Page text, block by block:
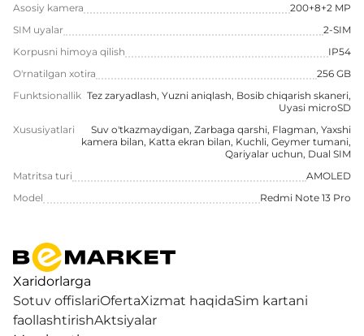
Asosiy kamera
200+8+2 MP
SIM uyalar
2-SIM
Korpusni himoya qilish
IP54
O'rnatilgan xotira
256 GB
Funktsionallik Tez zaryadlash, Yuzni aniqlash, Bosib chiqarish skaneri,
Uyasi microSD
Xususiyatlari
Suv o'tkazmaydigan, Zarbaga qarshi, Flagman, Yaxshi
kamera bilan, Katta ekran bilan, Kuchli, Geymer tumani,
Qariyalar uchun, Dual SIM
Matritsa turi
AMOLED
Model
Redmi Note 13 Pro
Xaridorlarga
Sotuv offislariOfertaXizmat haqidaSim kartani
faollashtirishAktsiyalar